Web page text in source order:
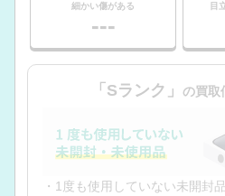
細かい傷がある
---
目
「Sランク」 の買取
・1度も使用していない未開封